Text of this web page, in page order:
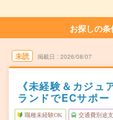
お探しの
未読 掲載日 2026/08/07
《未経験＆カジュ
ランドでECサポー
職種未経験OK 交通費別途